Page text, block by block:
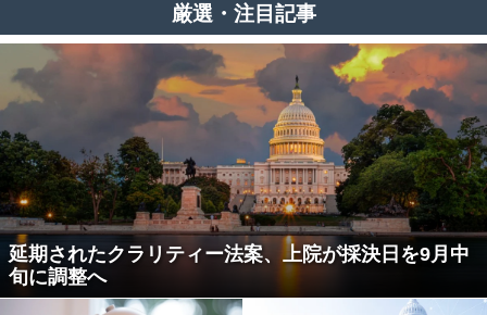
厳選・注目記事
延期されたクラリティー法案、上院が採決日を9月中
旬に調整へ